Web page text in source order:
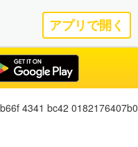
アプリで開く